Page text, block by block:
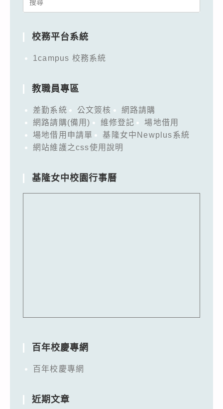
校務平台系統
1campus 校務系統
教職員專區
差勤系統 公文簽核
網路請購
網路請購(備用)
維修登記
場地借用
場地借用申請單
基隆女中Newplus系統
網站維護之css使用說明
基隆女中校園行事曆
百年校慶專網
百年校慶專網
近期文章